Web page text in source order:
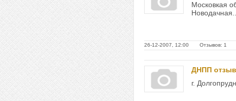
Московкая
Новодачная...
26-12-2007, 12:00 Отзывов: 1
ДНПП
г.